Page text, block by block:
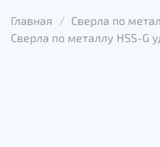
Главная
Сверла по
Сверла по металлу HSS-G